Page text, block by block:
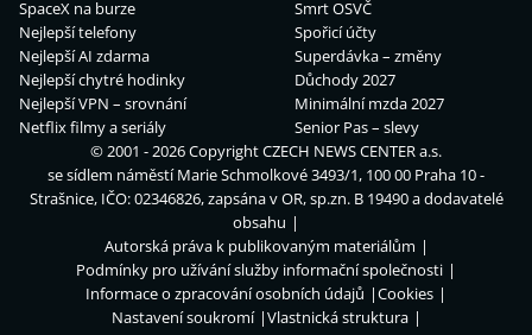
SpaceX na burze
Nejlepší telefony
Nejlepší AI zdarma
Nejlepší chytré hodinky
Nejlepší VPN – srovnání
Netflix filmy a seriály
Smrt OSVČ
Spořicí účty
Superdávka – změny
Důchody 2027
Minimální mzda 2027
Senior Pas – slevy
© 2001 - 2026 CopyrightCZECH NEWS CENTER a.s.
se sídlem náměstí Marie Schmolkové 3493/1, 100 00 Praha 10 -
Strašnice, IČO: 02346826, zapsána v OR, sp.zn. B 19490 a dodavatelé
obsahu
Autorská práva k publikovaným materiálům
Podmínky pro užívání služby informační společnosti
Informace o zpracování osobních údajů
Cookies
Nastavení soukromí
Vlastnická struktura